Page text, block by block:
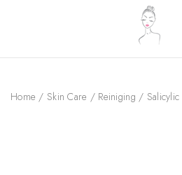
Home / Skin Care / Reiniging / Salicylic